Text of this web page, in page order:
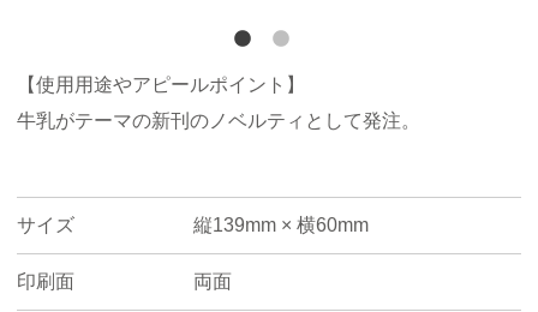
【使用用途やアピールポイント】
牛乳がテーマの新刊のノベルティとして発注。
サイズ 縦139mm × 横60mm
印刷面 両面